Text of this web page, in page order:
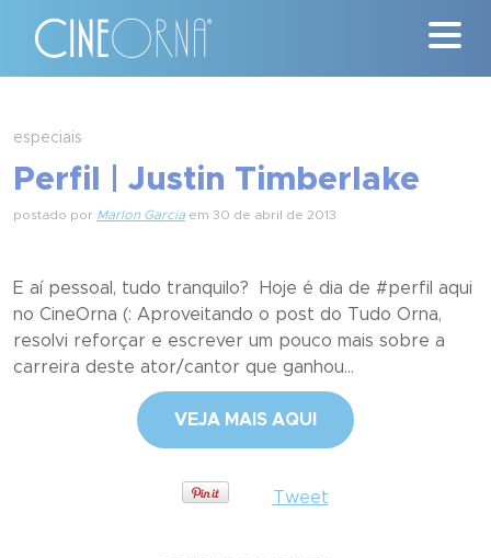
News
Quem Somos
Nossa História
Contato
especiais
Perfil | Justin Timberlake
postado por Marlon Garcia em 30 de abril de 2013
E aí pessoal, tudo tranquilo? Hoje é dia de #perfil aqui
no CineOrna (: Aproveitando o post do Tudo Orna,
resolvi reforçar e escrever um pouco mais sobre a
carreira deste ator/cantor que ganhou...
VEJA MAIS AQUI
Tweet